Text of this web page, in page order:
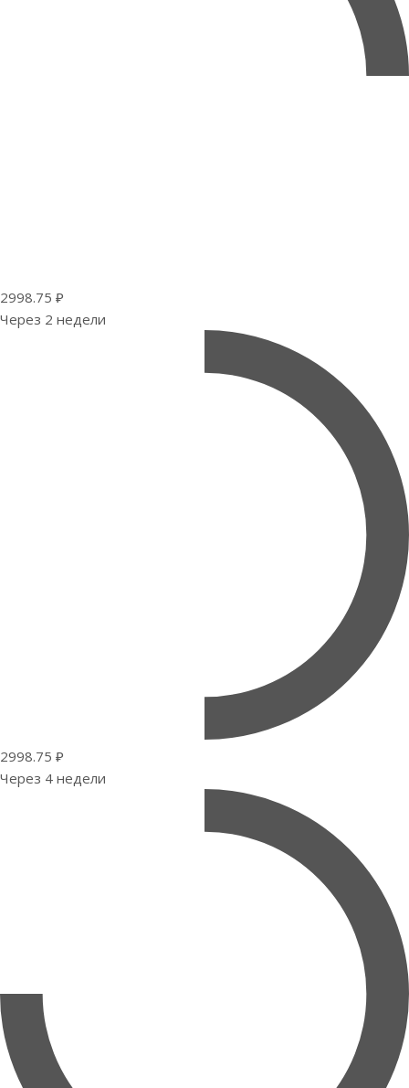
2998.75 ₽
Через 2 недели
2998.75 ₽
Через 4 недели